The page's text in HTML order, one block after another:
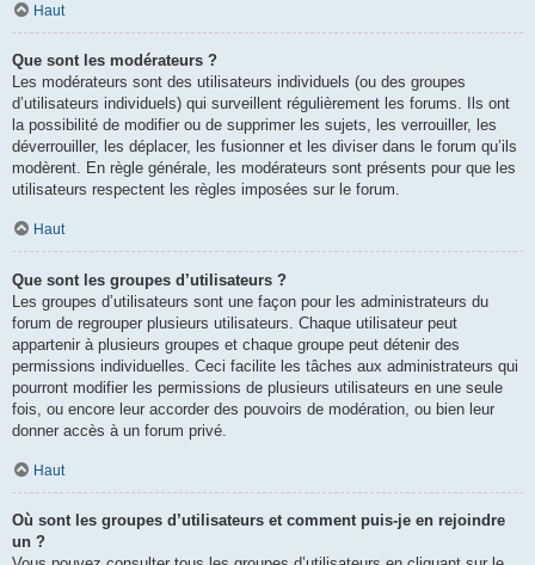
Haut
Que sont les modérateurs ?
Les modérateurs sont des utilisateurs individuels (ou des groupes
d’utilisateurs individuels) qui surveillent régulièrement les forums. Ils ont
la possibilité de modifier ou de supprimer les sujets, les verrouiller, les
déverrouiller, les déplacer, les fusionner et les diviser dans le forum qu’ils
modèrent. En règle générale, les modérateurs sont présents pour que les
utilisateurs respectent les règles imposées sur le forum.
Haut
Que sont les groupes d’utilisateurs ?
Les groupes d’utilisateurs sont une façon pour les administrateurs du
forum de regrouper plusieurs utilisateurs. Chaque utilisateur peut
appartenir à plusieurs groupes et chaque groupe peut détenir des
permissions individuelles. Ceci facilite les tâches aux administrateurs qui
pourront modifier les permissions de plusieurs utilisateurs en une seule
fois, ou encore leur accorder des pouvoirs de modération, ou bien leur
donner accès à un forum privé.
Haut
Où sont les groupes d’utilisateurs et comment puis-je en rejoindre
un ?